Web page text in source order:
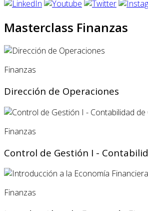
Masterclass Finanzas
Finanzas
Dirección de Operaciones
Finanzas
Control de Gestión I -
Finanzas